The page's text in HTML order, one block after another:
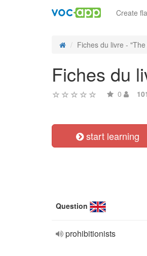
Create
Fiches du livre -
Fiches du
0
start learning
Question
prohibitionists